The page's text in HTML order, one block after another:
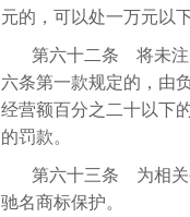
元的，可以处一万元以
第六十二条 将未注
六条第一款规定的，由
经营额百分之二十以下
的罚款。
第六十三条 为相关
驰名商标保护。